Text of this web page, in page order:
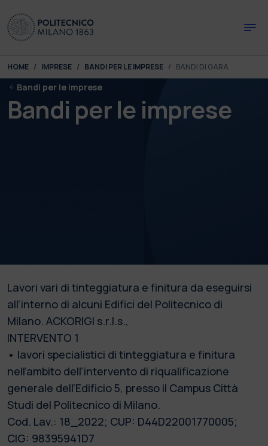
You are here:
HOME IMPRESE BANDI PER LE IMPRESE BANDI DI GARA
Bandi per le imprese
Bandi per le imprese
Lavori vari di tinteggiatura e finitura da eseguirsi
all’interno di alcuni Edifici del Politecnico di
Milano. ACKORIGI s.r.l.s.,
INTERVENTO 1
• lavori specialistici di tinteggiatura e finitura
nell’ambito dell’intervento di riqualificazione
generale dell’Edificio 5, presso il Campus Città
Studi del Politecnico di Milano.
Cod. Lav.: 18_2022; CUP: D44D22001770005;
CIG: 98395941D7